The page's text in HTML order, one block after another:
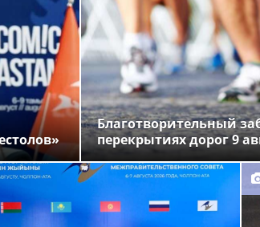
Благотворительный
перекрытиях дорог 9